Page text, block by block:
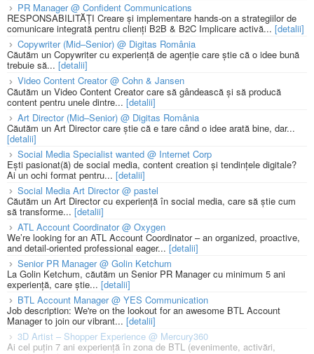
PR Manager @ Confident Communications
RESPONSABILITĂȚI Creare și implementare hands-on a strategiilor de
comunicare integrată pentru clienți B2B & B2C Implicare activă... [detalii]
Copywriter (Mid–Senior) @ Digitas România
Căutăm un Copywriter cu experiență de agenție care știe că o idee bună
trebuie să... [detalii]
Video Content Creator @ Cohn & Jansen
Căutăm un Video Content Creator care să gândească și să producă
content pentru unele dintre... [detalii]
Art Director (Mid–Senior) @ Digitas România
Căutăm un Art Director care știe că e tare când o idee arată bine, dar...
[detalii]
Social Media Specialist wanted @ Internet Corp
Ești pasionat(ă) de social media, content creation și tendințele digitale?
Ai un ochi format pentru... [detalii]
Social Media Art Director @ pastel
Căutăm un Art Director cu experiență în social media, care să știe cum
să transforme... [detalii]
ATL Account Coordinator @ Oxygen
We’re looking for an ATL Account Coordinator – an organized, proactive,
and detail-oriented professional eager... [detalii]
Senior PR Manager @ Golin Ketchum
La Golin Ketchum, căutăm un Senior PR Manager cu minimum 5 ani
experiență, care știe... [detalii]
BTL Account Manager @ YES Communication
Job description: We're on the lookout for an awesome BTL Account
Manager to join our vibrant... [detalii]
3D Artist – Shopper Experience @ Mercury360
Ai cel puțin 7 ani experiență în zona de BTL (evenimente, activări,